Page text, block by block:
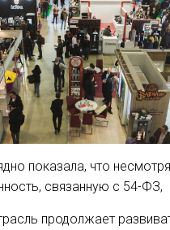
показала, что несмотря
связанную с 54-ФЗ,
продолжает